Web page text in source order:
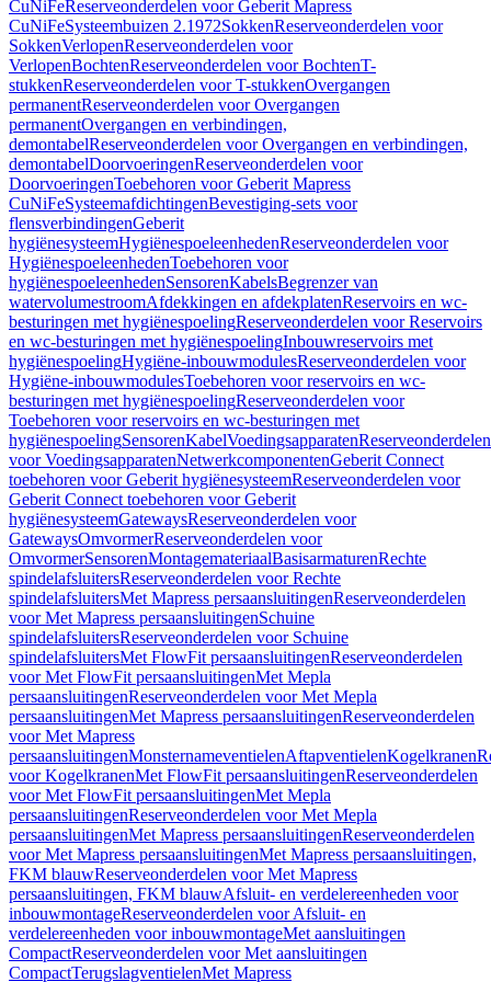
CuNiFeReserveonderdelen voor Geberit Mapress
CuNiFeSysteembuizen 2.1972SokkenReserveonderdelen voor
SokkenVerlopenReserveonderdelen voor
VerlopenBochtenReserveonderdelen voor BochtenT-
stukkenReserveonderdelen voor T-stukkenOvergangen
permanentReserveonderdelen voor Overgangen
permanentOvergangen en verbindingen,
demontabelReserveonderdelen voor Overgangen en verbindingen,
demontabelDoorvoeringenReserveonderdelen voor
DoorvoeringenToebehoren voor Geberit Mapress
CuNiFeSysteemafdichtingenBevestiging-sets voor
flensverbindingenGeberit
hygiënesysteemHygiënespoeleenhedenReserveonderdelen voor
HygiënespoeleenhedenToebehoren voor
hygiënespoeleenhedenSensorenKabelsBegrenzer van
watervolumestroomAfdekkingen en afdekplatenReservoirs en wc-
besturingen met hygiënespoelingReserveonderdelen voor Reservoirs
en wc-besturingen met hygiënespoelingInbouwreservoirs met
hygiënespoelingHygiëne-inbouwmodulesReserveonderdelen voor
Hygiëne-inbouwmodulesToebehoren voor reservoirs en wc-
besturingen met hygiënespoelingReserveonderdelen voor
Toebehoren voor reservoirs en wc-besturingen met
hygiënespoelingSensorenKabelVoedingsapparatenReserveonderdelen
voor VoedingsapparatenNetwerkcomponentenGeberit Connect
toebehoren voor Geberit hygiënesysteemReserveonderdelen voor
Geberit Connect toebehoren voor Geberit
hygiënesysteemGatewaysReserveonderdelen voor
GatewaysOmvormerReserveonderdelen voor
OmvormerSensorenMontagemateriaalBasisarmaturenRechte
spindelafsluitersReserveonderdelen voor Rechte
spindelafsluitersMet Mapress persaansluitingenReserveonderdelen
voor Met Mapress persaansluitingenSchuine
spindelafsluitersReserveonderdelen voor Schuine
spindelafsluitersMet FlowFit persaansluitingenReserveonderdelen
voor Met FlowFit persaansluitingenMet Mepla
persaansluitingenReserveonderdelen voor Met Mepla
persaansluitingenMet Mapress persaansluitingenReserveonderdelen
voor Met Mapress
persaansluitingenMonsternameventielenAftapventielenKogelkranen
voor KogelkranenMet FlowFit persaansluitingenReserveonderdelen
voor Met FlowFit persaansluitingenMet Mepla
persaansluitingenReserveonderdelen voor Met Mepla
persaansluitingenMet Mapress persaansluitingenReserveonderdelen
voor Met Mapress persaansluitingenMet Mapress persaansluitingen,
FKM blauwReserveonderdelen voor Met Mapress
persaansluitingen, FKM blauwAfsluit- en verdelereenheden voor
inbouwmontageReserveonderdelen voor Afsluit- en
verdelereenheden voor inbouwmontageMet aansluitingen
CompactReserveonderdelen voor Met aansluitingen
CompactTerugslagventielenMet Mapress